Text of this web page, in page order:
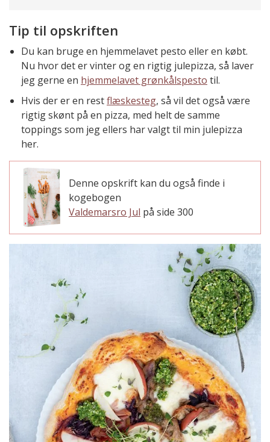
Tip til opskriften
Du kan bruge en hjemmelavet pesto eller en købt.
Nu hvor det er vinter og en rigtig julepizza, så laver
jeg gerne en hjemmelavet grønkålspesto til.
Hvis der er en restflæskesteg, så vil det også være
rigtig skønt på en pizza, med helt de samme
toppings som jeg ellers har valgt til min julepizza
her.
Denne opskrift kan du også finde i
kogebogen
Valdemarsro Jul på side 300